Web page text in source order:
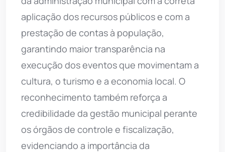
aplicação dos recursos públicos e com a
prestação de contas à população,
garantindo maior transparência na
execução dos eventos que movimentam a
cultura, o turismo e a economia local. O
reconhecimento também reforça a
credibilidade da gestão municipal perante
os órgãos de controle e fiscalização,
evidenciando a importância da